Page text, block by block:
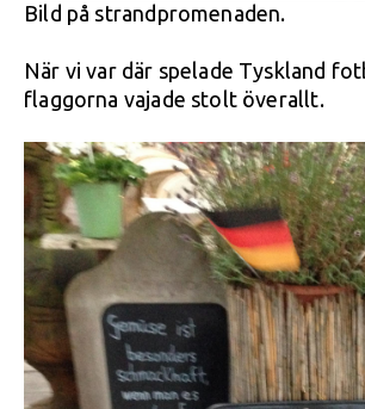
Bild på strandpromenaden.
När vi var där spelade Tyskland
flaggorna vajade stolt överallt.